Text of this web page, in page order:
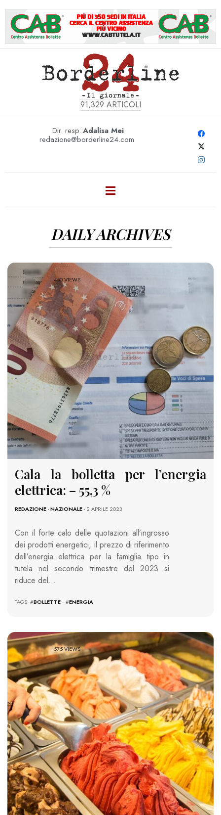
91,329 ARTICOLI
Dir. resp.:Adalisa Mei
redazione@borderline24.com
DAILY ARCHIVES
450 VIEWS
Cala la bolletta per l’energia
elettrica: – 55,3 %
REDAZIONE-NAZIONALE- 2 APRILE 2023
Con il forte calo delle quotazioni all’ingrosso
dei prodotti energetici, il prezzo di riferimento
dell’energia elettrica per la famiglia tipo in
tutela nel secondo trimestre del 2023 si
riduce del…
TAGS: #BOLLETTE #ENERGIA
575 VIEWS